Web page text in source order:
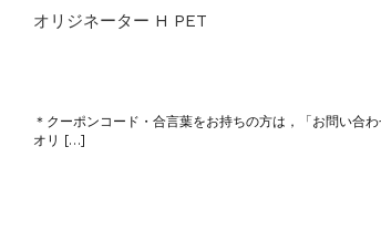
オリジネーター H PET
＊クーポンコード・合言葉をお持ちの方は，「お問い合
オリ […]